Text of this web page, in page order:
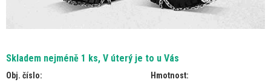
Skladem nejméně 1 ks, V úterý je to u Vás
Obj. číslo: Hmotnost: